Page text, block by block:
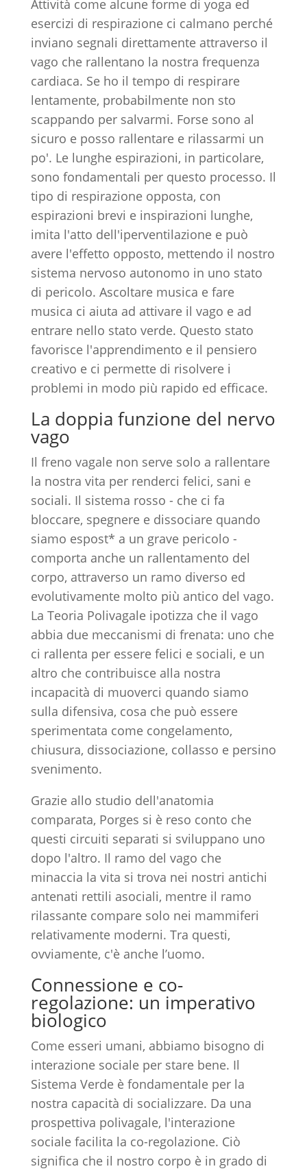
Attività come alcune forme di yoga ed
esercizi di respirazione ci calmano perché
inviano segnali direttamente attraverso il
vago che rallentano la nostra frequenza
cardiaca. Se ho il tempo di respirare
lentamente, probabilmente non sto
scappando per salvarmi. Forse sono al
sicuro e posso rallentare e rilassarmi un
po'. Le lunghe espirazioni, in particolare,
sono fondamentali per questo processo. Il
tipo di respirazione opposta, con
espirazioni brevi e inspirazioni lunghe,
imita l'atto dell'iperventilazione e può
avere l'effetto opposto, mettendo il nostro
sistema nervoso autonomo in uno stato
di pericolo. Ascoltare musica e fare
musica ci aiuta ad attivare il vago e ad
entrare nello stato verde. Questo stato
favorisce l'apprendimento e il pensiero
creativo e ci permette di risolvere i
problemi in modo più rapido ed efficace.
La doppia funzione del nervo
vago
Il freno vagale non serve solo a rallentare
la nostra vita per renderci felici, sani e
sociali. Il sistema rosso - che ci fa
bloccare, spegnere e dissociare quando
siamo espost* a un grave pericolo -
comporta anche un rallentamento del
corpo, attraverso un ramo diverso ed
evolutivamente molto più antico del vago.
La Teoria Polivagale ipotizza che il vago
abbia due meccanismi di frenata: uno che
ci rallenta per essere felici e sociali, e un
altro che contribuisce alla nostra
incapacità di muoverci quando siamo
sulla difensiva, cosa che può essere
sperimentata come congelamento,
chiusura, dissociazione, collasso e persino
svenimento.
Grazie allo studio dell'anatomia
comparata, Porges si è reso conto che
questi circuiti separati si sviluppano uno
dopo l'altro. Il ramo del vago che
minaccia la vita si trova nei nostri antichi
antenati rettili asociali, mentre il ramo
rilassante compare solo nei mammiferi
relativamente moderni. Tra questi,
ovviamente, c'è anche l’uomo.
Connessione e co-
regolazione: un imperativo
biologico
Come esseri umani, abbiamo bisogno di
interazione sociale per stare bene. Il
Sistema Verde è fondamentale per la
nostra capacità di socializzare. Da una
prospettiva polivagale, l'interazione
sociale facilita la co-regolazione. Ciò
significa che il nostro corpo è in grado di